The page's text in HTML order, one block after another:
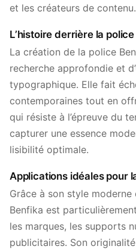
et les créateurs de contenu.
L’histoire derrière la
La création de la police
recherche approfondie et
typographique. Elle fait
contemporaines tout en
qui résiste à l’épreuve du
capturer une essence
lisibilité optimale.
Applications idéales pour
Grâce à son style
Benfika est
les marques, les supports
publicitaires. Son